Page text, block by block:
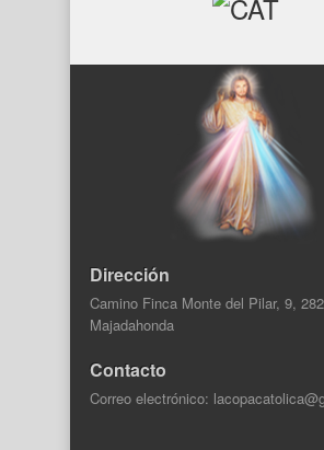
Dirección
Camino Finca Monte del Pilar, 9,
Majadahonda
Contacto
Correo electrónico: